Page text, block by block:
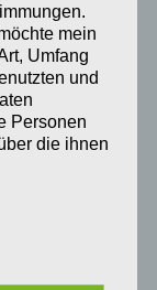
mein
Umfang
und
Personen
die ihnen